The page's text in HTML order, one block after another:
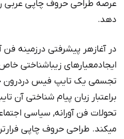
عرصه طراحی حروف چاپی عربی
دهد.
در آغازهر پیشرفتی درزمینه فن
ایجادمعیارهای زیباشناختی
تجسمی یک تایپ فیس دردرون
براعتبار زبان پیام شناختی آن
تحولات فن آورانه, سیاسی
میکند. طراحی حروف چاپی